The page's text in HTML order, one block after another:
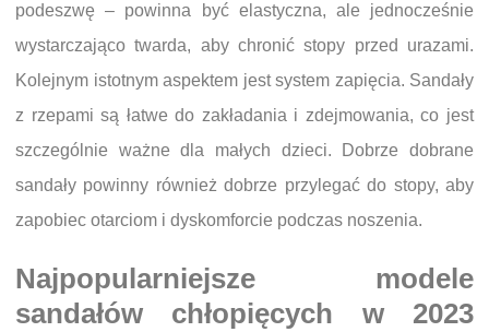
podeszwę – powinna być elastyczna, ale jednocześnie
wystarczająco twarda, aby chronić stopy przed urazami.
Kolejnym istotnym aspektem jest system zapięcia. Sandały
z rzepami są łatwe do zakładania i zdejmowania, co jest
szczególnie ważne dla małych dzieci. Dobrze dobrane
sandały powinny również dobrze przylegać do stopy, aby
zapobiec otarciom i dyskomforcie podczas noszenia.
Najpopularniejsze modele
sandałów chłopięcych w 2023